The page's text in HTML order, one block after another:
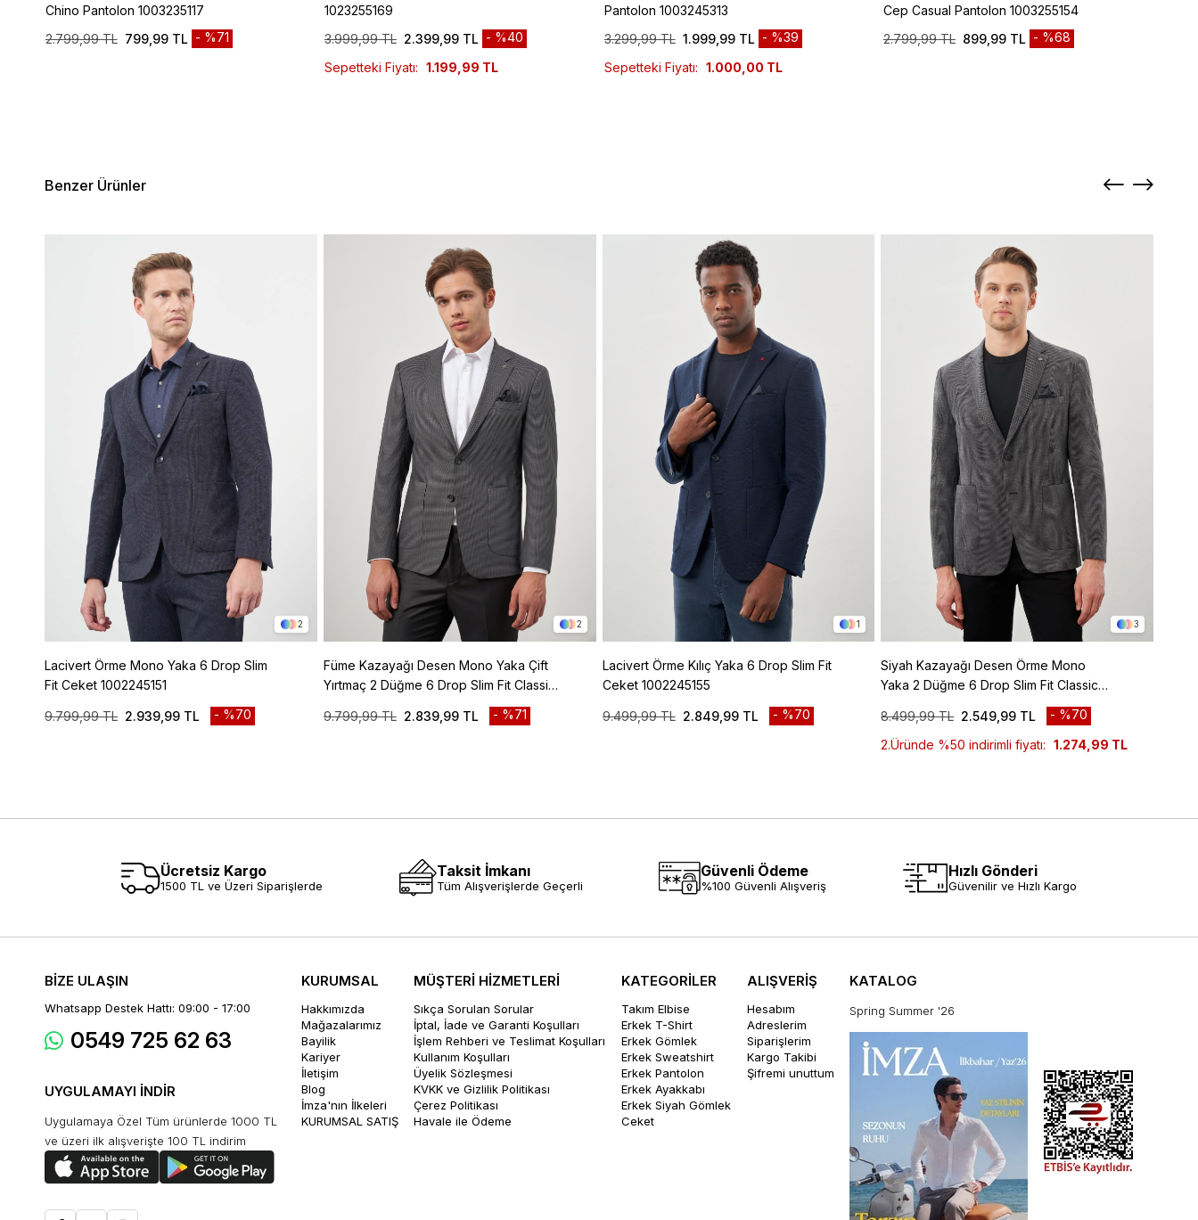
Chino Pantolon 1003235117
2.799,99 TL 799,99 TL %71
1023255169
3.999,99 TL 2.399,99 TL
%40
Sepetteki Fiyatı: 1.199,99 TL
Pantolon 1003245313
3.299,99 TL 1.999,99 TL
%39
Sepetteki Fiyatı: 1.000,00 TL
Cep Casual Pantolon 1003255154
2.799,99 TL 899,99 TL %68
Benzer Ürünler
2
Lacivert Örme Mono Yaka 6 Drop Slim
Fit Ceket 1002245151
2.939,99 TL
9.799,99 TL %70
2
Füme Kazayağı Desen Mono Yaka Çift
Yırtmaç 2 Düğme 6 Drop Slim Fit Classic
2.839,99 TL
9.799,99 TL %71
1
Lacivert Örme Kılıç Yaka 6 Drop Slim Fit
Ceket 1002245155
2.849,99 TL
9.499,99 TL %70
3
Siyah Kazayağı Desen Örme Mono
Yaka 2 Düğme 6 Drop Slim Fit Classic
2.549,99 TL
8.499,99 TL
%70
2.Üründe %50 indirimli fiyatı:
1.274,99 TL
Ücretsiz Kargo
1500 TL ve Üzeri Siparişlerde
Taksit İmkanı
Tüm Alışverişlerde Geçerli
Güvenli Ödeme
%100 Güvenli Alışveriş
Hızlı Gönderi
Güvenilir ve Hızlı Kargo
BİZE ULAŞIN
Whatsapp Destek Hattı: 09:00 - 17:00
0549 725 62 63
UYGULAMAYI İNDİR
Uygulamaya Özel Tüm ürünlerde 1000 TL
ve üzeri ilk alışverişte 100 TL indirim
KURUMSAL
Hakkımızda
Mağazalarımız
Bayilik
Kariyer
İletişim
Blog
İmza'nın İlkeleri
KURUMSAL SATIŞ
MÜŞTERİ HİZMETLERİ
Sıkça Sorulan Sorular
İptal, İade ve Garanti Koşulları
İşlem Rehberi ve Teslimat Koşulları
Kullanım Koşulları
Üyelik Sözleşmesi
KVKK ve Gizlilik Politikası
Çerez Politikası
Havale ile Ödeme
KATEGORİLER
Takım Elbise
Erkek T-Shirt
Erkek Gömlek
Erkek Sweatshirt
Erkek Pantolon
Erkek Ayakkabı
Erkek Siyah Gömlek
Ceket
ALIŞVERİŞ
Hesabım
Adreslerim
Siparişlerim
Kargo Takibi
Şifremi unuttum
KATALOG
Spring Summer '26